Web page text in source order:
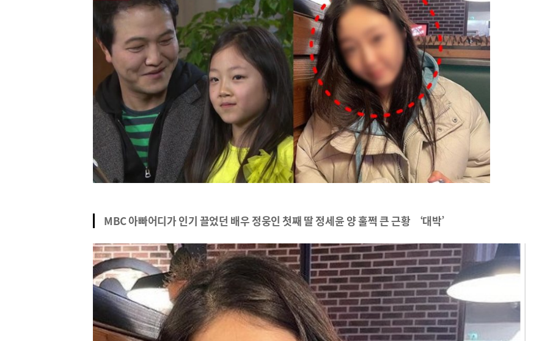
MBC 아빠어디가 인기 끌었던 배우 정웅인 첫째 딸 정세윤 양 훌쩍 큰 근황 ‘대박’